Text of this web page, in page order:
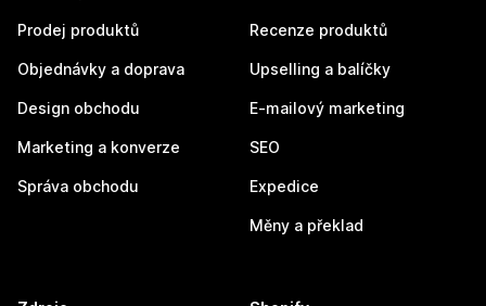
Prodej produktů
Objednávky a doprava
Design obchodu
Marketing a konverze
Správa obchodu
Recenze produktů
Upselling a balíčky
E-mailový marketing
SEO
Expedice
Měny a překlad